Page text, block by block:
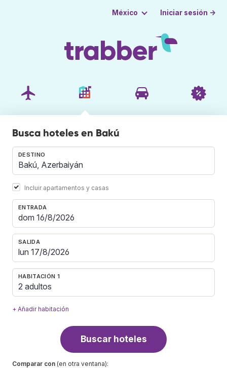
México Iniciar sesión →
Busca hoteles en Bakú
DESTINO
Incluir apartamentos y casas
ENTRADA
SALIDA
HABITACIÓN 1
2 adultos
+ Añadir habitación
Buscar hoteles
Comparar con (en otra ventana):